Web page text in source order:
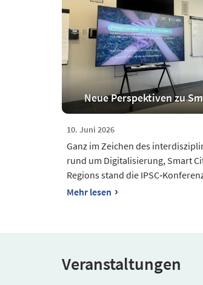
Neue Perspektiven zu
10. Juni 2026
Ganz im Zeichen des
rund um Digitalisierung, Smart
Regions stand die
Mehr lesen ›
Veranstaltungen